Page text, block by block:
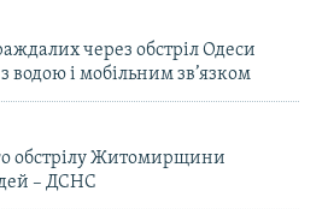
через обстріл Одеси
водою і мобільним зв’язком
обстрілу Житомирщини
– ДСНС